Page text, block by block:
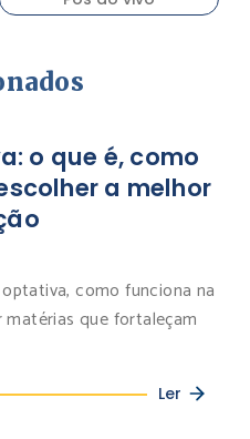
o que é, como
a melhor
como funciona na
que fortaleçam
Ler